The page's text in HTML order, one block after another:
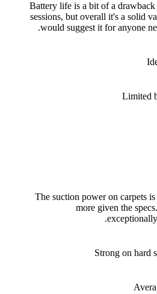
Battery life is a bit of a
sessions, but overall it's a solid
would suggest it for anyone
Limited
The suction power on carpets
more given the
Strong on hard